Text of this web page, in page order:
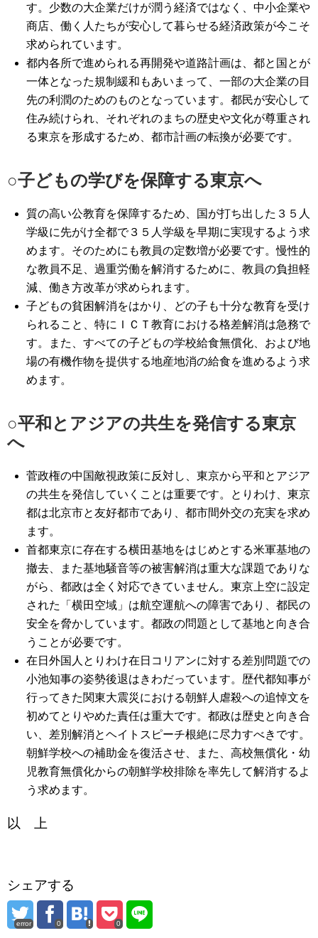
す。少数の大企業だけが潤う経済ではなく、中小企業や
商店、働く人たちが安心して暮らせる経済政策が今こそ
求められています。
都内各所で進められる再開発や道路計画は、都と国とが
一体となった規制緩和もあいまって、一部の大企業の目
先の利潤のためのものとなっています。都民が安心して
住み続けられ、それぞれのまちの歴史や文化が尊重され
る東京を形成するため、都市計画の転換が必要です。
○子どもの学びを保障する東京へ
質の高い公教育を保障するため、国が打ち出した３５人
学級に先がけ全都で３５人学級を早期に実現するよう求
めます。そのためにも教員の定数増が必要です。慢性的
な教員不足、過重労働を解消するために、教員の負担軽
減、働き方改革が求められます。
子どもの貧困解消をはかり、どの子も十分な教育を受け
られること、特にＩＣＴ教育における格差解消は急務で
す。また、すべての子どもの学校給食無償化、および地
場の有機作物を提供する地産地消の給食を進めるよう求
めます。
○平和とアジアの共生を発信する東京
へ
菅政権の中国敵視政策に反対し、東京から平和とアジア
の共生を発信していくことは重要です。とりわけ、東京
都は北京市と友好都市であり、都市間外交の充実を求め
ます。
首都東京に存在する横田基地をはじめとする米軍基地の
撤去、また基地騒音等の被害解消は重大な課題でありな
がら、都政は全く対応できていません。東京上空に設定
された「横田空域」は航空運航への障害であり、都民の
安全を脅かしています。都政の問題として基地と向き合
うことが必要です。
在日外国人とりわけ在日コリアンに対する差別問題での
小池知事の姿勢後退はきわだっています。歴代都知事が
行ってきた関東大震災における朝鮮人虐殺への追悼文を
初めてとりやめた責任は重大です。都政は歴史と向き合
い、差別解消とヘイトスピーチ根絶に尽力すべきです。
朝鮮学校への補助金を復活させ、また、高校無償化・幼
児教育無償化からの朝鮮学校排除を率先して解消するよ
う求めます。
以 上
シェアする
error 0 0